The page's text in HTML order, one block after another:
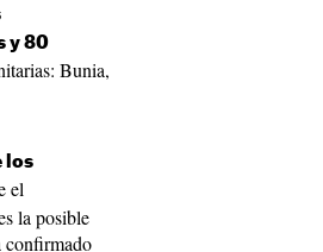
y 80
Bunia,
los
el
la posible
confirmado